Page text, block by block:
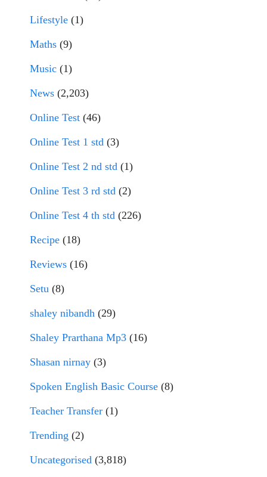
Lifestyle (1)
Maths (9)
Music (1)
News (2,203)
Online Test (46)
Online Test 1 std (3)
Online Test 2 nd std (1)
Online Test 3 rd std (2)
Online Test 4 th std (226)
Recipe (18)
Reviews (16)
Setu (8)
shaley nibandh (29)
Shaley Prarthana Mp3 (16)
Shasan nirnay (3)
Spoken English Basic Course (8)
Teacher Transfer (1)
Trending (2)
Uncategorised (3,818)